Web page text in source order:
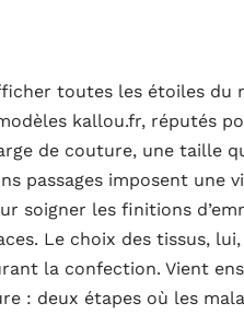
toutes les étoiles du
kallou.fr, réputés
de couture, une taille
passages imposent une
soigner les finitions
Le choix des tissus, lui,
la confection. Vient
: deux étapes où les